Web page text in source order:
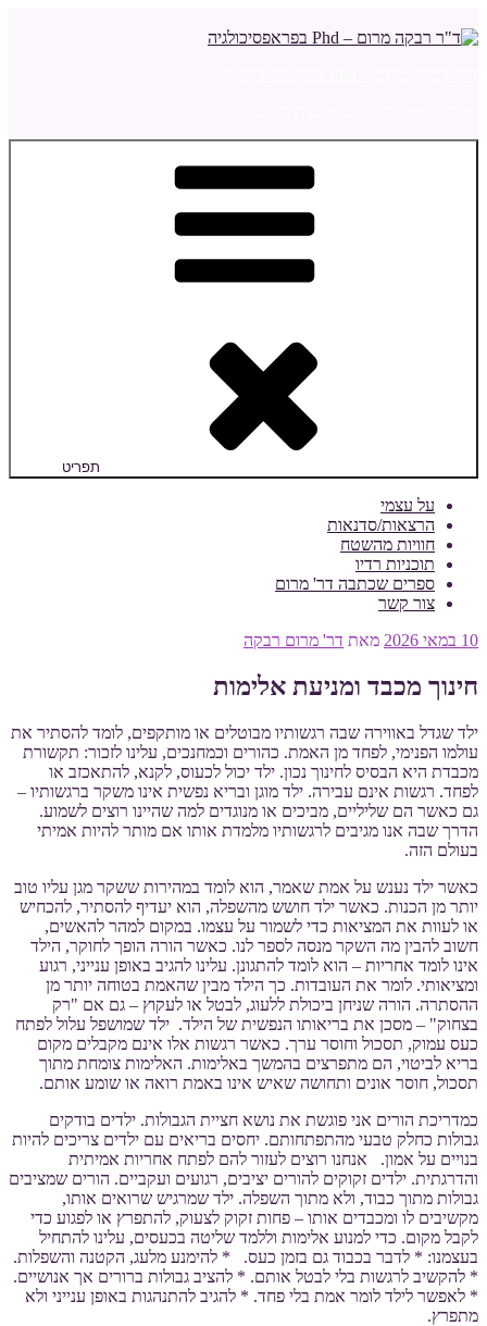
לתוכן
תפריט
על עצמי
הרצאות/סדנאות
חוויות מהשטח
תוכניות רדיו
ספרים שכתבה דר' מרום
צור קשר
פורסם
10 במאי 2026 מאת דר' מרום רבקה
חינוך מכבד ומניעת אלימות
ילד שגדל באווירה שבה רגשותיו מבוטלים או מותקפים, לומד להסתיר את
עולמו הפנימי, לפחד מן האמת. כהורים וכמחנכים, עלינו לזכור: תקשורת
מכבדת היא הבסיס לחינוך נכון. ילד יכול לכעוס, לקנא, להתאכזב או
לפחד. רגשות אינם עבירה. ילד מוגן ובריא נפשית אינו משקר ברגשותיו –
גם כאשר הם שליליים, מביכים או מנוגדים למה שהיינו רוצים לשמוע.
הדרך שבה אנו מגיבים לרגשותיו מלמדת אותו אם מותר להיות אמיתי
בעולם הזה.
כאשר ילד נענש על אמת שאמר, הוא לומד במהירות ששקר מגן עליו טוב
יותר מן הכנות. כאשר ילד חושש מהשפלה, הוא יעדיף להסתיר, להכחיש
או לעוות את המציאות כדי לשמור על עצמו. במקום למהר להאשים,
חשוב להבין מה השקר מנסה לספר לנו. כאשר הורה הופך לחוקר, הילד
אינו לומד אחריות – הוא לומד להתגונן. עלינו להגיב באופן ענייני, רגוע
ומציאותי. לומר את העובדות. כך הילד מבין שהאמת בטוחה יותר מן
ההסתרה. הורה שניחן ביכולת ללעוג, לבטל או לעקוץ – גם אם "רק
בצחוק" – מסכן את בריאותו הנפשית של הילד. ילד שמושפל עלול לפתח
כעס עמוק, תסכול וחוסר ערך. כאשר רגשות אלו אינם מקבלים מקום
בריא לביטוי, הם מתפרצים בהמשך באלימות. האלימות צומחת מתוך
תסכול, חוסר אונים ותחושה שאיש אינו באמת רואה או שומע אותם.
כמדריכת הורים אני פוגשת את נושא חציית הגבולות. ילדים בודקים
גבולות כחלק טבעי מהתפתחותם. יחסים בריאים עם ילדים צריכים להיות
בנויים על אמון. אנחנו רוצים לעזור להם לפתח אחריות אמיתית
והדרגתית. ילדים זקוקים להורים יציבים, רגועים ועקביים. הורים שמציבים
גבולות מתוך כבוד, ולא מתוך השפלה. ילד שמרגיש שרואים אותו,
מקשיבים לו ומכבדים אותו – פחות זקוק לצעוק, להתפרץ או לפגוע כדי
לקבל מקום. כדי למנוע אלימות וללמד שליטה בכעסים, עלינו להתחיל
בעצמנו: * לדבר בכבוד גם בזמן כעס. * להימנע מלעג, הקטנה והשפלות.
* להקשיב לרגשות בלי לבטל אותם. * להציב גבולות ברורים אך אנושיים.
* לאפשר לילד לומר אמת בלי פחד. * להגיב להתנהגות באופן ענייני ולא
מתפרץ.